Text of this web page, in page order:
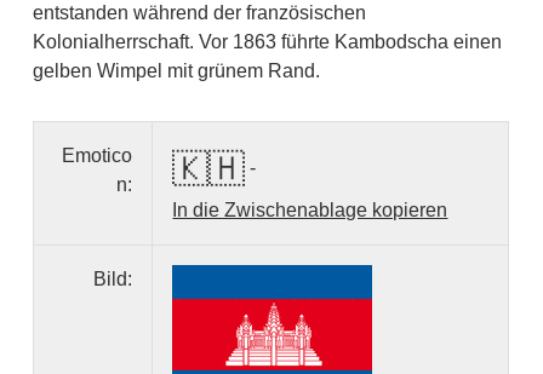
entstanden während der französischen
Kolonialherrschaft. Vor 1863 führte Kambodscha einen
gelben Wimpel mit grünem Rand.
Emotico
n:
🇰🇭 -
In die Zwischenablage kopieren
Bild: